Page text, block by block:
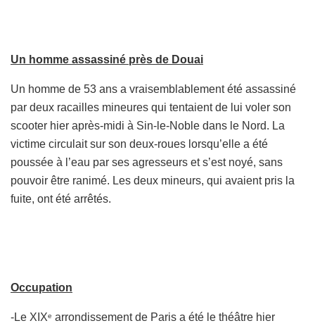
Un homme assassiné près de Douai
Un homme de 53 ans a vraisemblablement été assassiné
par deux racailles mineures qui tentaient de lui voler son
scooter hier après-midi à Sin-le-Noble dans le Nord. La
victime circulait sur son deux-roues lorsqu’elle a été
poussée à l’eau par ses agresseurs et s’est noyé, sans
pouvoir être ranimé. Les deux mineurs, qui avaient pris la
fuite, ont été arrêtés.
Occupation
-Le XIXe arrondissement de Paris a été le théâtre hier